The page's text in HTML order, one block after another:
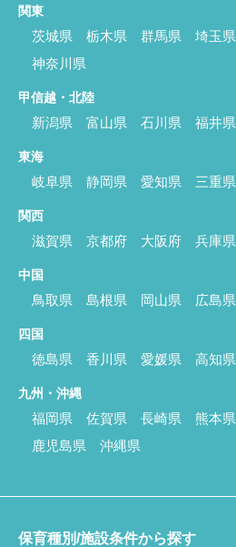
関東
茨城県 栃木県 群馬県 埼玉県
神奈川県
甲信越・北陸
新潟県 富山県 石川県 福井県
東海
岐阜県 静岡県 愛知県 三重県
関西
滋賀県 京都府 大阪府 兵庫県
中国
鳥取県 島根県 岡山県 広島県
四国
徳島県 香川県 愛媛県 高知県
九州・沖縄
福岡県 佐賀県 長崎県 熊本県
鹿児島県
沖縄県
保育種別/施設条件から探す